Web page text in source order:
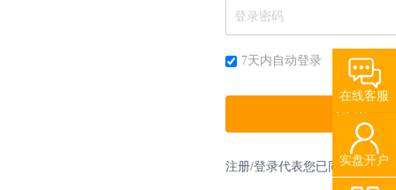
在线客服
实盘开户
7天内自动登录
注册/登录代表您已同意《贵金